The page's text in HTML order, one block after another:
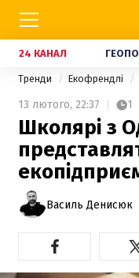
24 КАНАЛ
Тренди Екофрендлі
13 лютого, 22:37 1
Школярі з
Василь Денисюк